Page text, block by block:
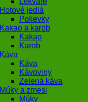
Hotové jedlá
Polievky
Kakao a karob
Kakao
Karob
Káva
Káva
Kávoviny
Zelená káva
Múky a zmesi
Múky